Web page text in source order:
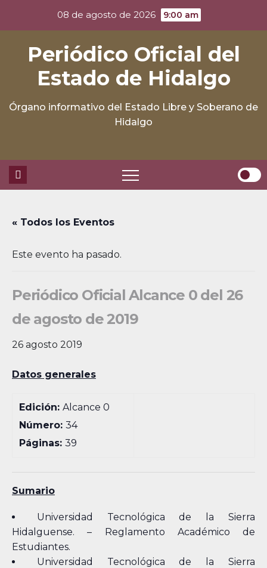
08 de agosto de 2026 9:00 am
Periódico Oficial del
Estado de Hidalgo
Órgano informativo del Estado Libre y Soberano de
Hidalgo
« Todos los Eventos
Este evento ha pasado.
Periódico Oficial Alcance 0 del 26
de agosto de 2019
26 agosto 2019
Datos generales
Edición:Alcance 0
Número:34
Páginas:39
Sumario
Universidad Tecnológica de la Sierra
Hidalguense. – Reglamento Académico de
Estudiantes.
Universidad Tecnológica de la Sierra